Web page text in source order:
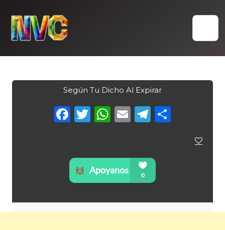
content
Según Tu Dicho Al Expirar
Facebook
Twitter
WhatsApp
Email